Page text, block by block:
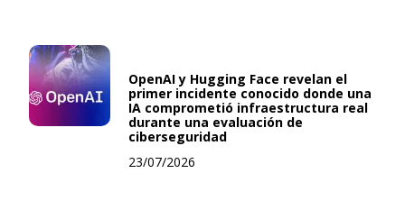
OpenAI y Hugging Face revelan el
primer incidente conocido donde una
IA comprometió infraestructura real
durante una evaluación de
ciberseguridad
23/07/2026